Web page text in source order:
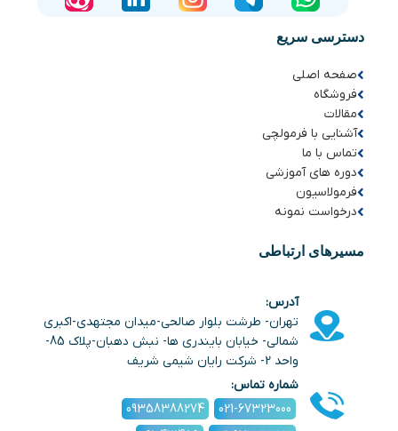
دسترسی سریع
صفحه اصلی
فروشگاه
مقالات
آشنایی با فرمولچی
تماس با ما
دوره های آموزشی
فرمولاسیون
درخواست نمونه
مسیرهای ارتباطی
آدرس:
تهران- طرشت بلوار صالحی-میدان مجتهدی-اکبری
شمالی- خیابان بایندری ها- نبش دهبان-پلاک 85-
واحد 2- شرکت رایان شیمی شریف
شماره تماس:
021-67323000
09358388274